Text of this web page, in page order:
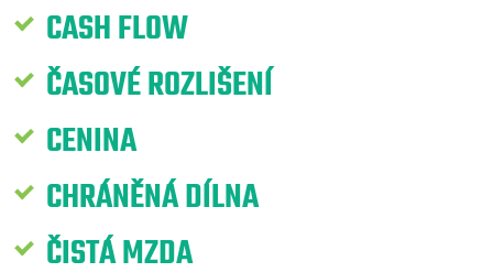
CASH FLOW
ČASOVÉ ROZLIŠENÍ
CENINA
CHRÁNĚNÁ DÍLNA
ČISTÁ MZDA